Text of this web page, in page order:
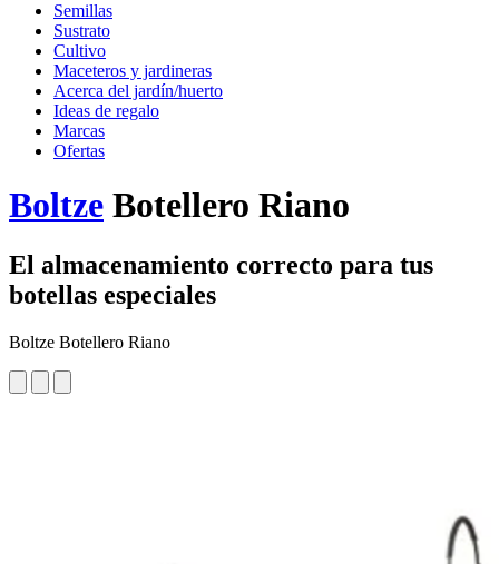
Semillas
Sustrato
Cultivo
Maceteros y jardineras
Acerca del jardín/huerto
Ideas de regalo
Marcas
Ofertas
Boltze Botellero Riano
El almacenamiento correcto para tus
botellas especiales
Boltze Botellero Riano